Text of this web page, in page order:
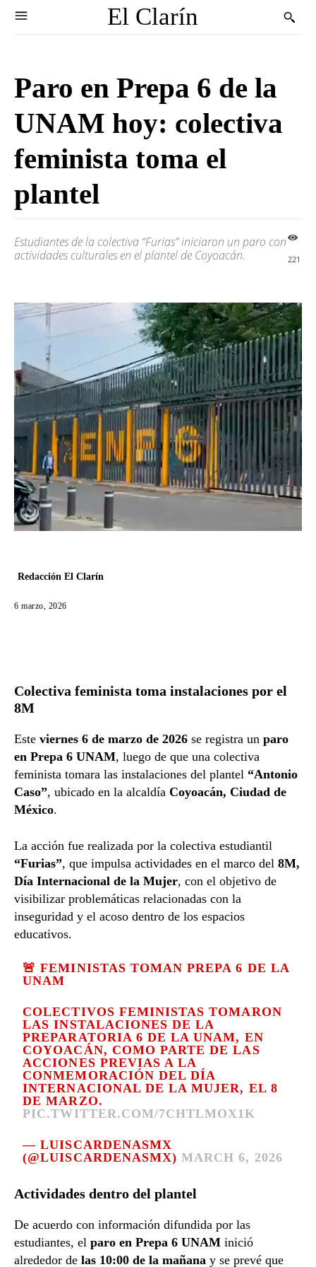
El Clarín
Paro en Prepa 6 de la
UNAM hoy: colectiva
feminista toma el
plantel
Estudiantes de la colectiva “Furias” iniciaron un paro con
actividades culturales en el plantel de Coyoacán.
221
Redacción El Clarín
6 marzo, 2026
Colectiva feminista toma instalaciones por el
8M
Este viernes 6 de marzo de 2026 se registra un paro
en Prepa 6 UNAM, luego de que una colectiva
feminista tomara las instalaciones del plantel “Antonio
Caso”, ubicado en la alcaldía Coyoacán, Ciudad de
México.
La acción fue realizada por la colectiva estudiantil
“Furias”, que impulsa actividades en el marco del 8M,
Día Internacional de la Mujer, con el objetivo de
visibilizar problemáticas relacionadas con la
inseguridad y el acoso dentro de los espacios
educativos.
🚨 FEMINISTAS TOMAN PREPA 6 DE LA
UNAM
COLECTIVOS FEMINISTAS TOMARON
LAS INSTALACIONES DE LA
PREPARATORIA 6 DE LA UNAM, EN
COYOACÁN, COMO PARTE DE LAS
ACCIONES PREVIAS A LA
CONMEMORACIÓN DEL DÍA
INTERNACIONAL DE LA MUJER, EL 8
DE MARZO.
PIC.TWITTER.COM/7CHTLMOX1K
— LUISCARDENASMX
(@LUISCARDENASMX)MARCH 6, 2026
Actividades dentro del plantel
De acuerdo con información difundida por las
estudiantes, el paro en Prepa 6 UNAM inició
alrededor de las 10:00 de la mañana y se prevé que